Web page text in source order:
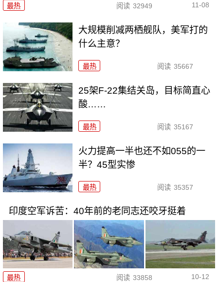
最热 阅读 32949 11-08
大规模削减两栖舰队，美军打的
什么主意？
最热 阅读 35667
25架F-22集结关岛，目标简直心
酸……
最热 阅读 35167
火力提高一半也还不如055的一
半？45型实惨
最热 阅读 35357
印度空军诉苦：40年前的老同志还咬牙挺着
最热 阅读 33858 10-12